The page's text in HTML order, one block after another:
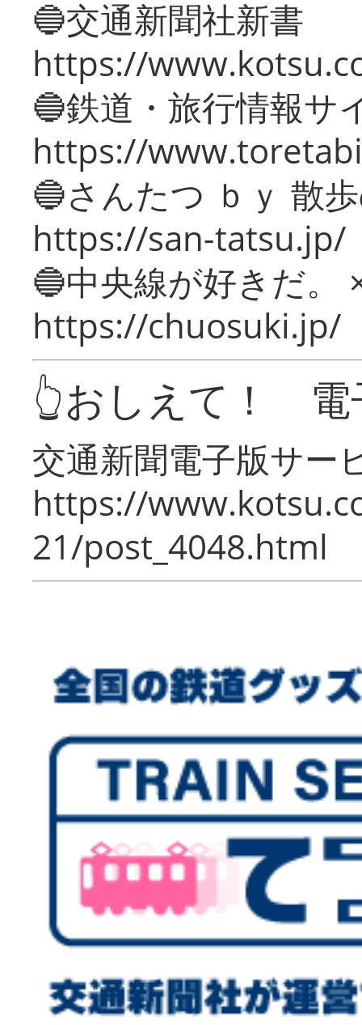
🔵交通新聞社新書
https://
🔵鉄道・旅行情報サ
https://
🔵さんたつ ｂｙ 散
https://san-tatsu.jp/
🔵中央線が好きだ。
https://chuosuki.jp/
👆おしえて！ 電
交通新聞電子版サー
https://
21/post_4048.html